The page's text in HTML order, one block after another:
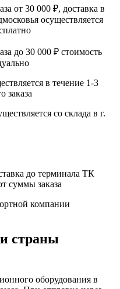
от 30 000 ₽, доставка в
осуществляется
до 30 000 ₽ стоимость
в течение 1-3
заказа
со склада в г.
до терминала ТК
суммы заказа
компании
страны
оборудования в